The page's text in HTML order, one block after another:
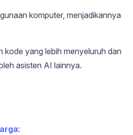
komputer, menjadikannya
kode yang lebih menyeluruh dan
asisten AI lainnya.
: